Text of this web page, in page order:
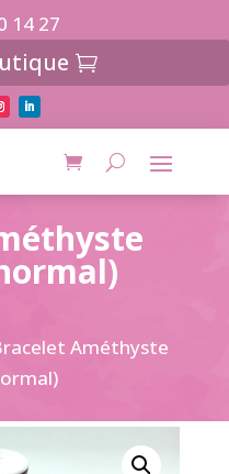
14 27
Améthyste